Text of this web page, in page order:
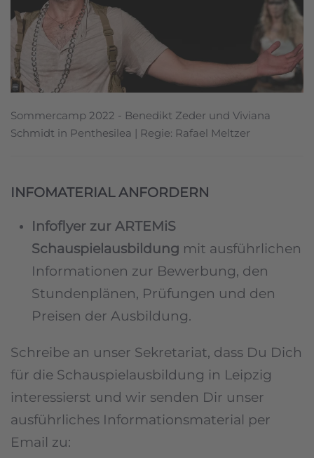
Sommercamp 2022 - Benedikt Zeder und Viviana
Schmidt in Penthesilea | Regie: Rafael Meltzer
INFOMATERIAL ANFORDERN
Infoflyer zur ARTEMiS
Schauspielausbildung mit ausführlichen
Informationen zur Bewerbung, den
Stundenplänen, Prüfungen und den
Preisen der Ausbildung.
Schreibe an unser Sekretariat, dass Du Dich
für die Schauspielausbildung in Leipzig
interessierst und wir senden Dir unser
ausführliches Informationsmaterial per
Email zu: